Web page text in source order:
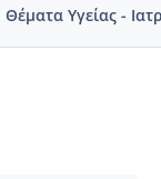
Θέματα Υγείας -